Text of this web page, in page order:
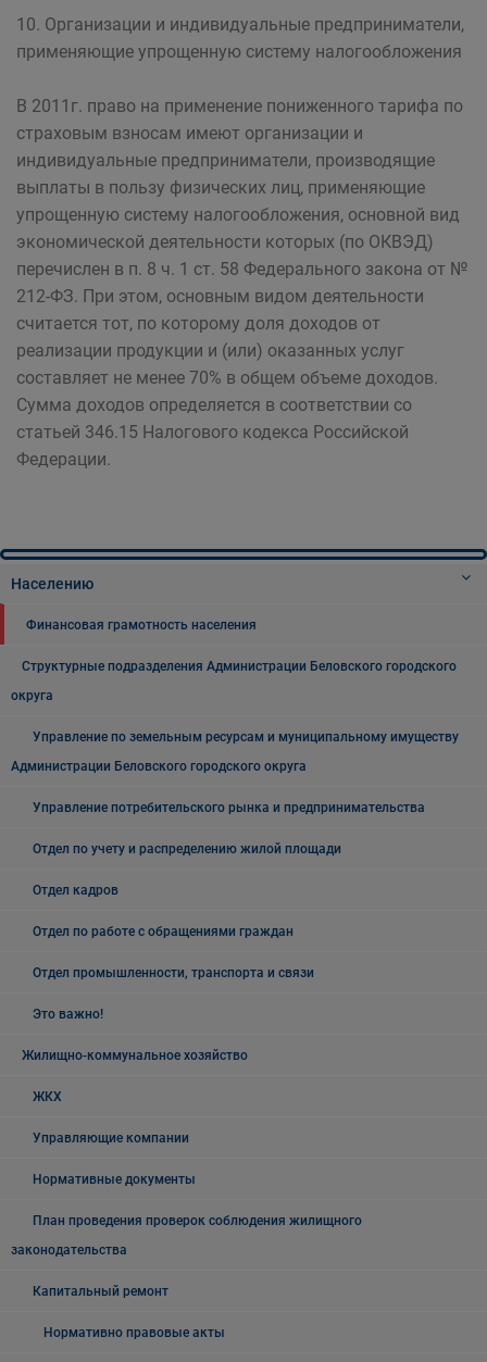
10. Организации и индивидуальные предприниматели,
применяющие упрощенную систему налогообложения
В 2011г. право на применение пониженного тарифа по
страховым взносам имеют организации и
индивидуальные предприниматели, производящие
выплаты в пользу физических лиц, применяющие
упрощенную систему налогообложения, основной вид
экономической деятельности которых (по ОКВЭД)
перечислен в п. 8 ч. 1 ст. 58 Федерального закона от №
212-ФЗ. При этом, основным видом деятельности
считается тот, по которому доля доходов от
реализации продукции и (или) оказанных услуг
составляет не менее 70% в общем объеме доходов.
Сумма доходов определяется в соответствии со
статьей 346.15 Налогового кодекса Российской
Федерации.
Населению
Финансовая грамотность населения
Структурные подразделения Администрации Беловского городского
округа
Управление по земельным ресурсам и муниципальному имуществу
Администрации Беловского городского округа
Управление потребительского рынка и предпринимательства
Отдел по учету и распределению жилой площади
Отдел кадров
Отдел по работе с обращениями граждан
Отдел промышленности, транспорта и связи
Это важно!
Жилищно-коммунальное хозяйство
ЖКХ
Управляющие компании
Нормативные документы
План проведения проверок соблюдения жилищного
законодательства
Капитальный ремонт
Нормативно правовые акты